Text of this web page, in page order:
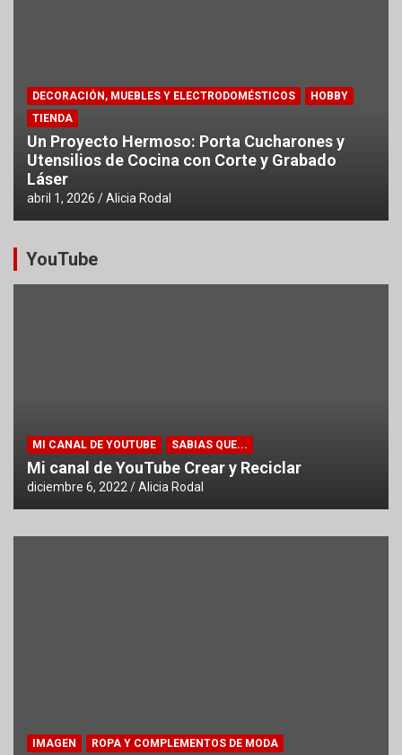
DECORACIÓN, MUEBLES Y ELECTRODOMÉSTICOS
HOBBY
TIENDA
Un Proyecto Hermoso: Porta Cucharones y
Utensilios de Cocina con Corte y Grabado
Láser
abril 1, 2026 Alicia Rodal
YouTube
MI CANAL DE YOUTUBE SABIAS QUE...
Mi canal de YouTube Crear y Reciclar
diciembre 6, 2022 Alicia Rodal
IMAGEN ROPA Y COMPLEMENTOS DE MODA